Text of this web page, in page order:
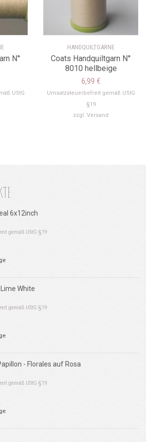
N°
UStG
HANDQUILTGARNE
Coats Handquiltgarn N°
8010 hellbeige
6,99 €
Umsatzsteuerbefreit gemäß UStG
§19
zzgl. Versand
6x12inch
gemäß UStG §19
White
gemäß UStG §19
- Florales auf Rosa
gemäß UStG §19